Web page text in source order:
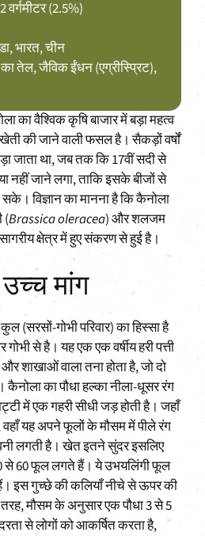
वर्गमीटर (2.5%)
भारत, चीन
तेल, जैविक ईंधन (एग्रीस्प्रिट),
वैश्विक कृषि बाजार में बड़ा महत्व
की जाने वाली फसल है। सैकड़ों वर्षों
जाता था, जब तक कि 17वीं सदी से
नहीं जाने लगा, ताकि इसके बीजों से
विज्ञान का मानना है कि कैनोला
(Brassica oleracea) और शलजम
क्षेत्र में हुए संकरण से हुई है।
मांग
(सरसों-गोभी परिवार) का हिस्सा है
से है। यह एक एक वर्षीय हरी पत्ती
शाखाओं वाला तना होता है, जो दो
का पौधा हल्का नीला-धूसर रंग
में एक गहरी सीधी जड़ होती है। जहाँ
यह अपने फूलों के मौसम में पीले रंग
लगती है। खेत इतने सुंदर इसलिए
से 60 फूल लगते हैं। ये उभयलिंगी फूल
इस गुच्छे की कलियाँ नीचे से ऊपर की
मौसम के अनुसार एक पौधा 3 से 5
से लोगों को आकर्षित करता है,